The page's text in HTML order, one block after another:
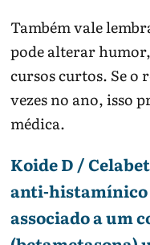
Também vale
pode alterar
cursos curtos. Se o
vezes no ano, isso
médica.
Koide D /
anti-
associado a um